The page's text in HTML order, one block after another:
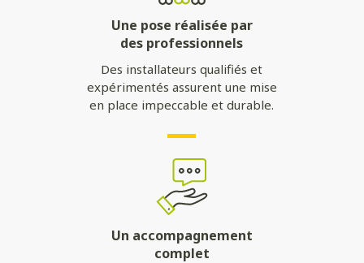
Une pose réalisée par
des professionnels
Des installateurs qualifiés et
expérimentés assurent une mise
en place impeccable et durable.
Un accompagnement
complet